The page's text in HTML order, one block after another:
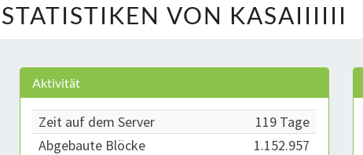
STATISTIKEN VON KASAIIIIII
Aktivität
Zeit auf dem Server
119 Tage
Abgebaute Blöcke
1.152.957